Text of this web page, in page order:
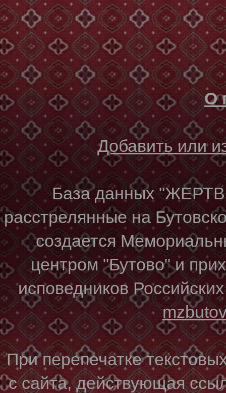
О
Добавить или
База данных
расстрелянные на
создается
центром "Бутово" и
исповедников
При перепечатке
с сайта, действующая